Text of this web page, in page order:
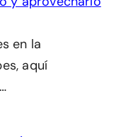
en la
aquí